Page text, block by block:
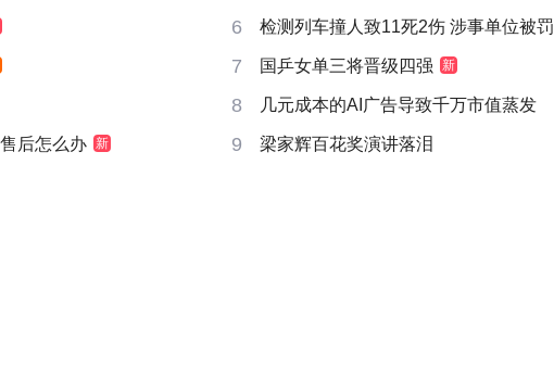
6 检测列车撞人致11死2伤 涉事单位被罚
7 国乒女单三将晋级四强 新
8 几元成本的AI广告导致千万市值蒸发
后怎么办 新 9 梁家辉百花奖演讲落泪